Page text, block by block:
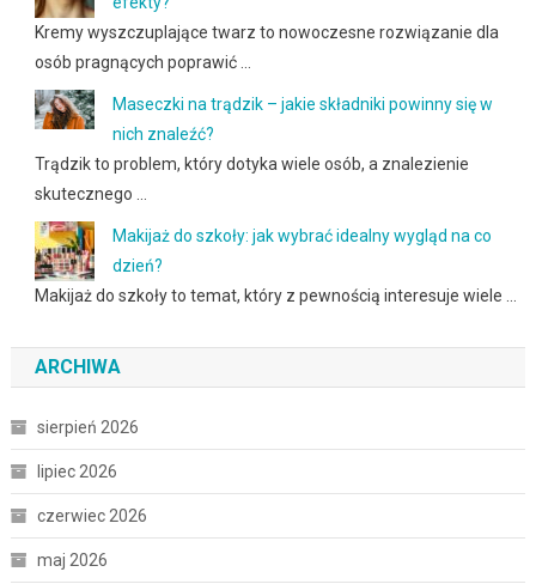
Kremy wyszczuplające twarz to nowoczesne rozwiązanie dla
osób pragnących poprawić …
Maseczki na trądzik – jakie składniki powinny się w
nich znaleźć?
Trądzik to problem, który dotyka wiele osób, a znalezienie
skutecznego …
Makijaż do szkoły: jak wybrać idealny wygląd na co
dzień?
Makijaż do szkoły to temat, który z pewnością interesuje wiele …
ARCHIWA
sierpień 2026
lipiec 2026
czerwiec 2026
maj 2026